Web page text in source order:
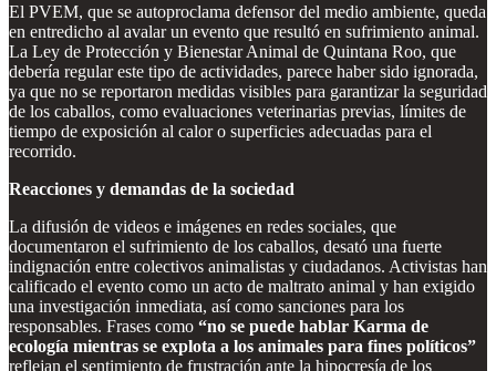
El PVEM, que se autoproclama defensor del medio ambiente, queda
en entredicho al avalar un evento que resultó en sufrimiento animal.
La Ley de Protección y Bienestar Animal de Quintana Roo, que
debería regular este tipo de actividades, parece haber sido ignorada,
ya que no se reportaron medidas visibles para garantizar la seguridad
de los caballos, como evaluaciones veterinarias previas, límites de
tiempo de exposición al calor o superficies adecuadas para el
recorrido.
Reacciones y demandas de la sociedad
La difusión de videos e imágenes en redes sociales, que
documentaron el sufrimiento de los caballos, desató una fuerte
indignación entre colectivos animalistas y ciudadanos. Activistas han
calificado el evento como un acto de maltrato animal y han exigido
una investigación inmediata, así como sanciones para los
responsables. Frases como “no se puede hablar Karma de
ecología mientras se explota a los animales para fines políticos”
reflejan el sentimiento de frustración ante la hipocresía de los